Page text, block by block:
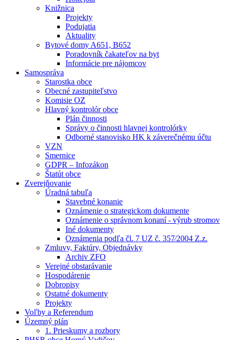
Knižnica
Projekty
Podujatia
Aktuality
Bytové domy A651, B652
Poradovník čakateľov na byt
Informácie pre nájomcov
Samospráva
Starostka obce
Obecné zastupiteľstvo
Komisie OZ
Hlavný kontrolór obce
Plán činnosti
Správy o činnosti hlavnej kontrolórky
Odborné stanovisko HK k záverečnému účtu
VZN
Smernice
GDPR – Infozákon
Štatút obce
Zverejňovanie
Úradná tabuľa
Stavebné konanie
Oznámenie o strategickom dokumente
Oznámenie o správnom konaní - výrub stromov
Iné dokumenty
Oznámenia podľa čl. 7 UZ č. 357⁄2004 Z.z.
Zmluvy, Faktúry, Objednávky
Archiv ZFO
Verejné obstarávanie
Hospodárenie
Dobropisy
Ostatné dokumenty
Projekty
Voľby a Referendum
Územný plán
1. Prieskumy a rozbory